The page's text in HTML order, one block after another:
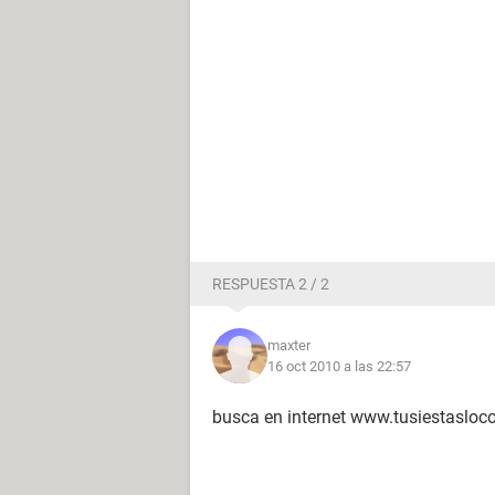
RESPUESTA 2 / 2
maxter
16 oct 2010 a las 22:57
busca en internet